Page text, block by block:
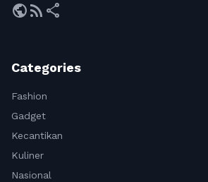
publicrss_feed share
Categories
Fashion
Gadget
Kecantikan
Kuliner
Nasional